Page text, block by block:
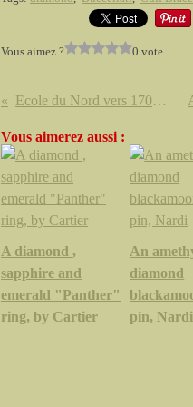
Vous aimez ? 0 vote
Ecole du Nord vers 1700, Orphée et Euridyce
Vous aimerez aussi :
A diamond ,
sapphire and
emerald "Panther"
ring, by Cartier
An
diamond
pin, Nardi